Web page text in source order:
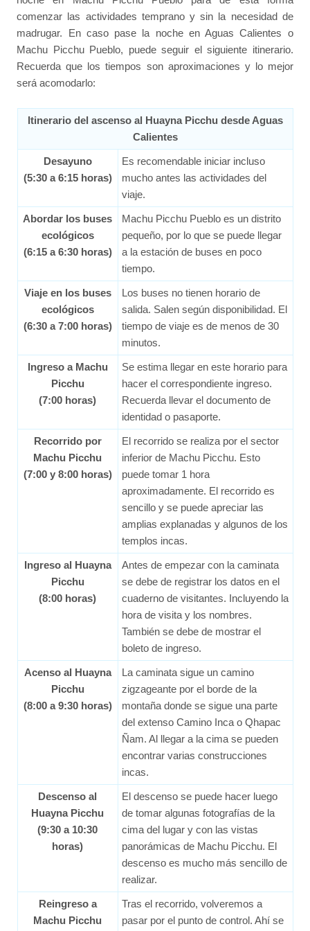
comenzar las actividades temprano y sin la necesidad de
madrugar. En caso pase la noche en Aguas Calientes o
Machu Picchu Pueblo, puede seguir el siguiente itinerario.
Recuerda que los tiempos son aproximaciones y lo mejor
será acomodarlo:
Itinerario del ascenso al Huayna Picchu desde Aguas
Calientes
Desayuno
(5:30 a 6:15 horas)
Es recomendable iniciar incluso
mucho antes las actividades del
viaje.
Abordar los buses
ecológicos
(6:15 a 6:30 horas)
Machu Picchu Pueblo es un distrito
pequeño, por lo que se puede llegar
a la estación de buses en poco
tiempo.
Viaje en los buses
ecológicos
(6:30 a 7:00 horas)
Los buses no tienen horario de
salida. Salen según disponibilidad. El
tiempo de viaje es de menos de 30
minutos.
Ingreso a Machu
Picchu
(7:00 horas)
Se estima llegar en este horario para
hacer el correspondiente ingreso.
Recuerda llevar el documento de
identidad o pasaporte.
Recorrido por
Machu Picchu
(7:00 y 8:00 horas)
El recorrido se realiza por el sector
inferior de Machu Picchu. Esto
puede tomar 1 hora
aproximadamente. El recorrido es
sencillo y se puede apreciar las
amplias explanadas y algunos de los
templos incas.
Ingreso al Huayna
Picchu
(8:00 horas)
Antes de empezar con la caminata
se debe de registrar los datos en el
cuaderno de visitantes. Incluyendo la
hora de visita y los nombres.
También se debe de mostrar el
boleto de ingreso.
Acenso al Huayna
Picchu
(8:00 a 9:30 horas)
La caminata sigue un camino
zigzageante por el borde de la
montaña donde se sigue una parte
del extenso Camino Inca o Qhapac
Ñam. Al llegar a la cima se pueden
encontrar varias construcciones
incas.
Descenso al
Huayna Picchu
(9:30 a 10:30
horas)
El descenso se puede hacer luego
de tomar algunas fotografías de la
cima del lugar y con las vistas
panorámicas de Machu Picchu. El
descenso es mucho más sencillo de
realizar.
Reingreso a
Machu Picchu
Tras el recorrido, volveremos a
pasar por el punto de control. Ahí se